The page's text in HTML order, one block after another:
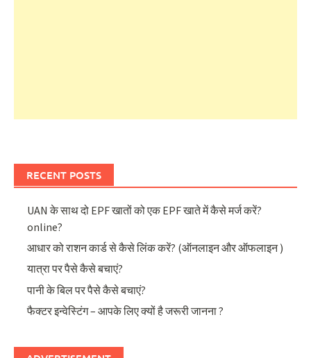
RECENT POSTS
UAN के साथ दो EPF खातों को एक EPF खाते में कैसे मर्ज करें?
online?
आधार को राशन कार्ड से कैसे लिंक करें? (ऑनलाइन और ऑफलाइन )
यात्रा पर पैसे कैसे बचाएं?
पानी के बिल पर पैसे कैसे बचाएं?
फैक्टर इन्वेस्टिंग – आपके लिए क्यों है जरूरी जानना ?